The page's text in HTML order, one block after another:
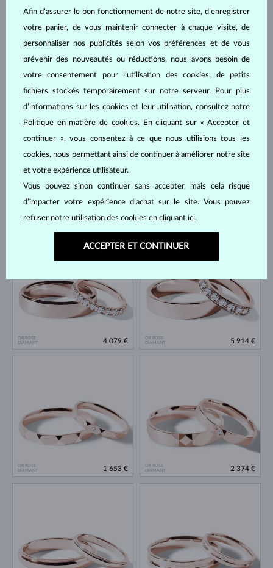
SANS PIERRE
1 353 €
SANS PIERRE
1 396 €
DIAMANT & DIAMANT NOIR
6 127 €
DIAMANT
OR ROSE
DIAMANT
4 079 €
OR ROSE
DIAMANT
5 914 €
OR ROSE
DIAMANT
1 653 €
OR ROSE
DIAMANT
2 374 €
Afin d’assurer le bon fonctionnement de notre site, d’enregistrer
votre panier, de vous maintenir connecter à chaque visite, de
personnaliser nos publicités selon vos préférences et de vous
prévenir des nouveautés ou réductions, nous avons besoin de
votre consentement pour l’utilisation des cookies, de petits
fichiers stockés temporairement sur notre serveur. Pour plus
d’informations sur les cookies et leur utilisation, consultez notre
Politique en matière de cookies. En cliquant sur « Accepter et
continuer », vous consentez à ce que nous utilisions tous les
cookies, nous permettant ainsi de continuer à améliorer notre site
et votre expérience utilisateur.
Vous pouvez sinon continuer sans accepter, mais cela risque
d’impacter votre expérience d’achat sur le site. Vous pouvez
refuser notre utilisation des cookies en cliquant ici.
ACCEPTER ET CONTINUER